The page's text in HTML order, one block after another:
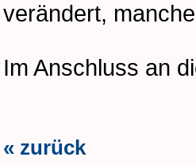
verändert,
Im Anschluss an
« zurück